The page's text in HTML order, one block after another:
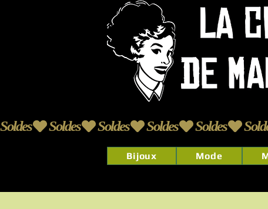
Soldes
Bijoux Mode